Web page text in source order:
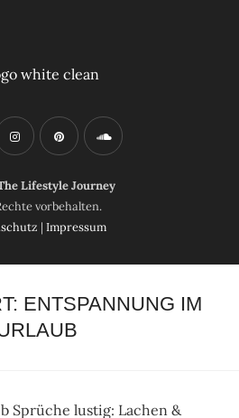
Lifestyle Journey
vorbehalten.
| Impressum
ENTSPANNUNG IM